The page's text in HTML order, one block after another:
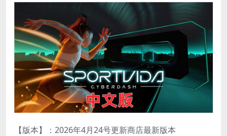
【版本】：2026年4月24号更新商店最新版本